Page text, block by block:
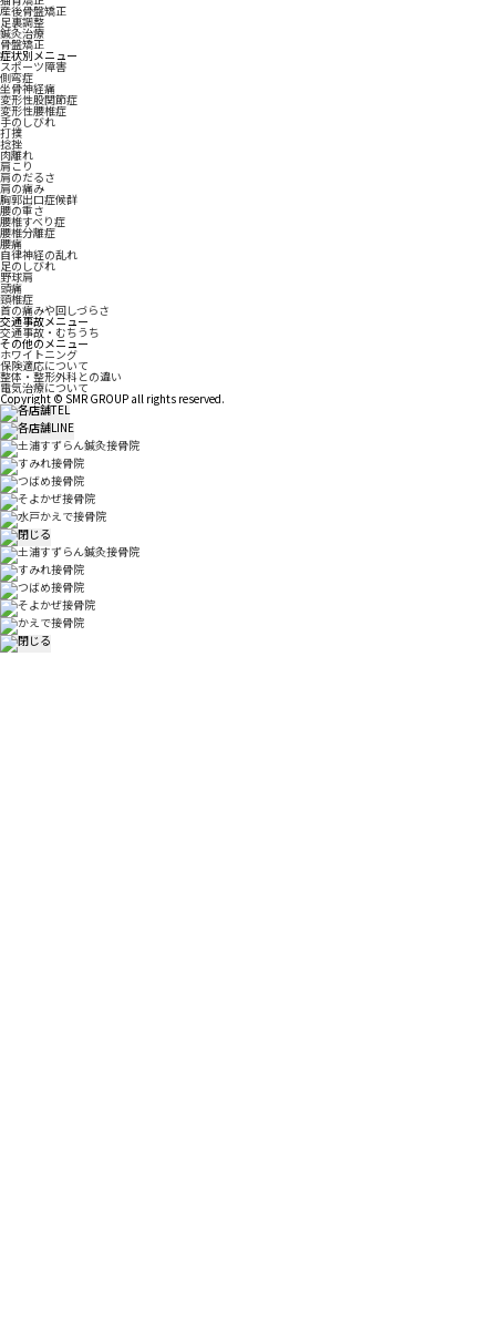
産後骨盤矯正
足裏調整
鍼灸治療
骨盤矯正
症状別メニュー
スポーツ障害
側弯症
坐骨神経痛
変形性股関節症
変形性腰椎症
手のしびれ
打撲
捻挫
肉離れ
肩こり
肩のだるさ
肩の痛み
胸郭出口症候群
腰の重さ
腰椎すべり症
腰椎分離症
腰痛
自律神経の乱れ
足のしびれ
野球肩
頭痛
頸椎症
首の痛みや回しづらさ
交通事故メニュー
交通事故・むちうち
その他のメニュー
ホワイトニング
保険適応について
整体・整形外科との違い
電気治療について
Copyright © SMR GROUP all rights reserved.